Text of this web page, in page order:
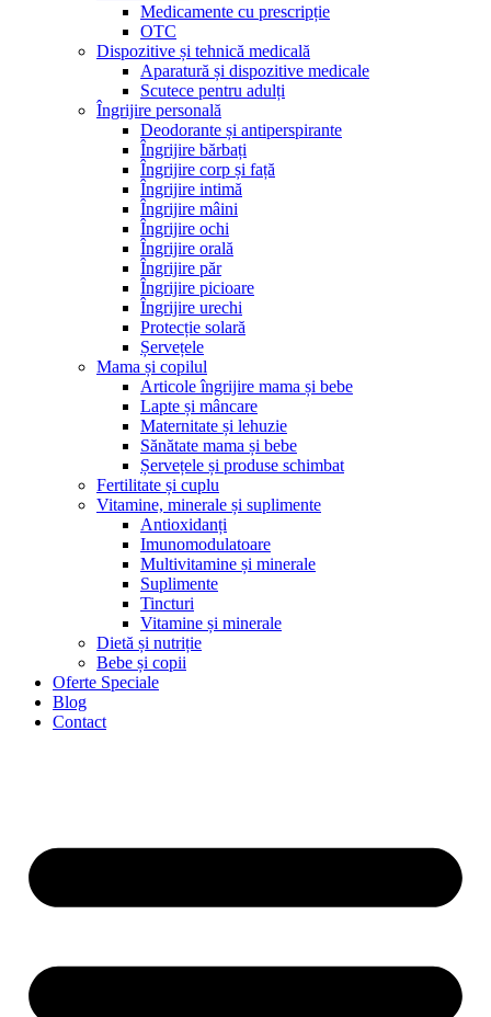
Medicamente cu prescripție
OTC
Dispozitive și tehnică medicală
Aparatură și dispozitive medicale
Scutece pentru adulți
Îngrijire personală
Deodorante și antiperspirante
Îngrijire bărbați
Îngrijire corp și față
Îngrijire intimă
Îngrijire mâini
Îngrijire ochi
Îngrijire orală
Îngrijire păr
Îngrijire picioare
Îngrijire urechi
Protecție solară
Șervețele
Mama și copilul
Articole îngrijire mama și bebe
Lapte și mâncare
Maternitate și lehuzie
Sănătate mama și bebe
Șervețele și produse schimbat
Fertilitate și cuplu
Vitamine, minerale și suplimente
Antioxidanți
Imunomodulatoare
Multivitamine și minerale
Suplimente
Tincturi
Vitamine și minerale
Dietă și nutriție
Bebe și copii
Oferte Speciale
Blog
Contact